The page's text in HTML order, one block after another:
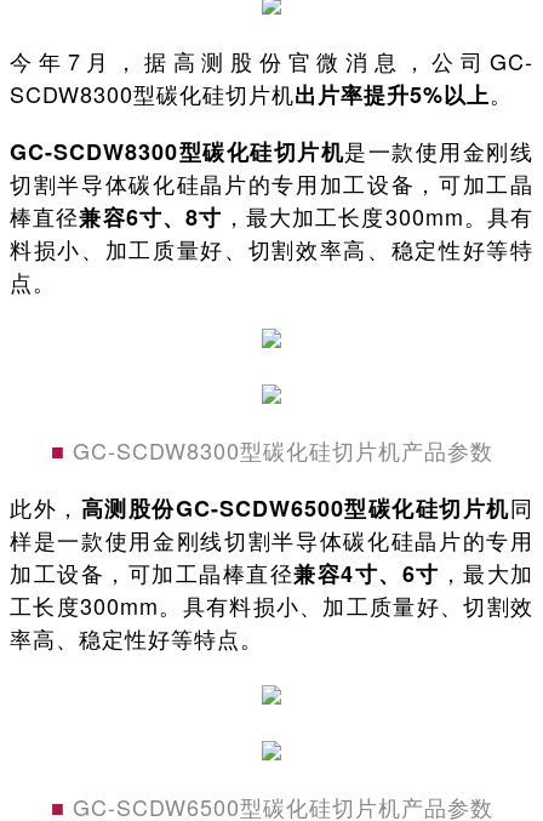
今年7月，据高测股份官微消息，公司GC-
SCDW8300型碳化硅切片机出片率提升5%以上。
GC-SCDW8300型碳化硅切片机是一款使用金刚线
切割半导体碳化硅晶片的专用加工设备，可加工晶
棒直径兼容6寸、8寸 ，最大加工长度300mm。具有
料损小、加工质量好、切割效率高、稳定性好等特
点。
■ GC-SCDW8300型碳化硅切片机产品参数
此外， 高测股份GC-SCDW6500型碳化硅切片机同
样是一款使用金刚线切割半导体碳化硅晶片的专用
加工设备，可加工晶棒直径兼容4寸、6寸 ，最大加
工长度300mm。具有料损小、加工质量好、切割效
率高、稳定性好等特点。
■ GC-SCDW6500型碳化硅切片机产品参数